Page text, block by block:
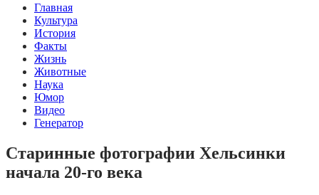
Главная
Культура
История
Факты
Жизнь
Животные
Наука
Юмор
Видео
Генератор
Старинные фотографии Хельсинки
начала 20-го века